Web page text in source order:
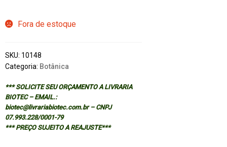
Fora de estoque
SKU: 10148
Categoria: Botânica
*** SOLICITE SEU ORÇAMENTO A LIVRARIA
BIOTEC – EMAIL.:
biotec@livrariabiotec.com.br – CNPJ
07.993.228/0001-79
*** PREÇO SUJEITO A REAJUSTE***